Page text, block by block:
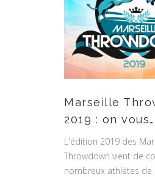
Marseille
2019 : on vous…
L'édition 2019 des
Throwdown vient de
nombreux athlètes de